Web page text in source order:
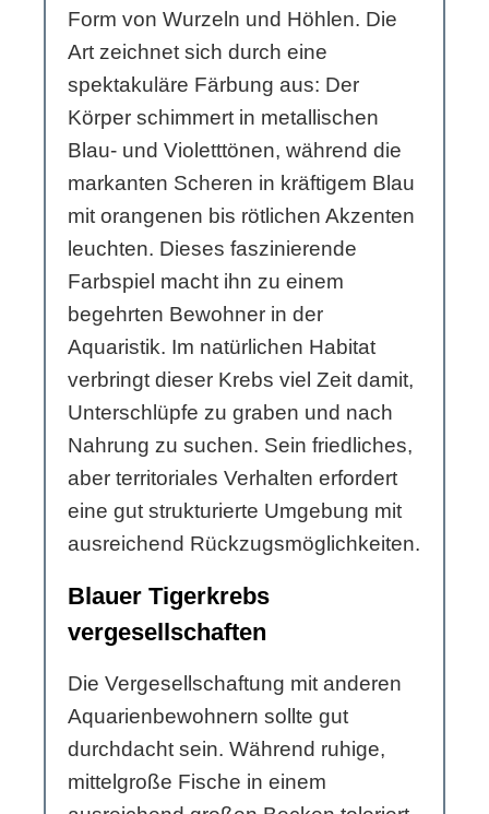
Form von Wurzeln und Höhlen. Die
Art zeichnet sich durch eine
spektakuläre Färbung aus: Der
Körper schimmert in metallischen
Blau- und Violetttönen, während die
markanten Scheren in kräftigem Blau
mit orangenen bis rötlichen Akzenten
leuchten. Dieses faszinierende
Farbspiel macht ihn zu einem
begehrten Bewohner in der
Aquaristik. Im natürlichen Habitat
verbringt dieser Krebs viel Zeit damit,
Unterschlüpfe zu graben und nach
Nahrung zu suchen. Sein friedliches,
aber territoriales Verhalten erfordert
eine gut strukturierte Umgebung mit
ausreichend Rückzugsmöglichkeiten.
Blauer Tigerkrebs
vergesellschaften
Die Vergesellschaftung mit anderen
Aquarienbewohnern sollte gut
durchdacht sein. Während ruhige,
mittelgroße Fische in einem